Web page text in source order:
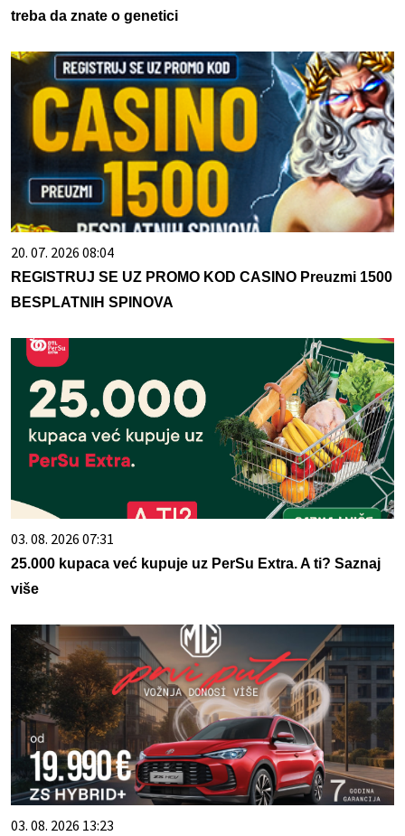
treba da znate o genetici
20. 07. 2026 08:04
REGISTRUJ SE UZ PROMO KOD CASINO Preuzmi 1500
BESPLATNIH SPINOVA
03. 08. 2026 07:31
25.000 kupaca već kupuje uz PerSu Extra. A ti? Saznaj
više
03. 08. 2026 13:23